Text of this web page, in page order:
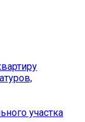
участка